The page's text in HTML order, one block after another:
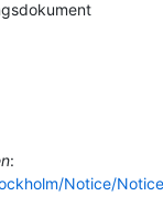
:
Notice/